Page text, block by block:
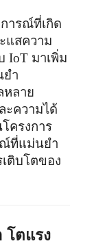
ารณ์ที่เกิด
แสความ
IoT มาเพิ่ม
ยำ
หลาย
ะความได้
ครงการ
ณ์ที่แม่นยำ
ติบโตของ
โตแรง